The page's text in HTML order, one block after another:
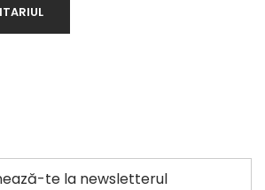
te la newsletterul